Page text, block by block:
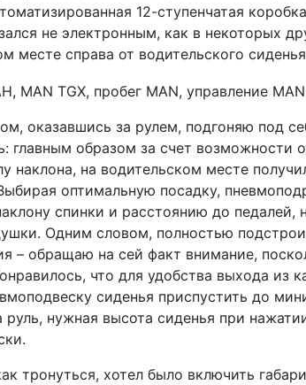
12-ступенчатая
не электронным, как в некоторых
месте справа от водительского
оказавшись за рулем, подгоняю под
главным образом за счет возможности
наклона, на водительском месте
оптимальную посадку,
спинки и расстоянию до педалей,
Одним словом, полностью
– обращаю на сей факт внимание,
что для удобства выхода из
сиденья приспустить до
руль, нужная высота сиденья при
тронуться, хотел было включить